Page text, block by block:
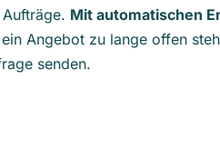
Mit automatischen
Angebot zu lange offen
senden.